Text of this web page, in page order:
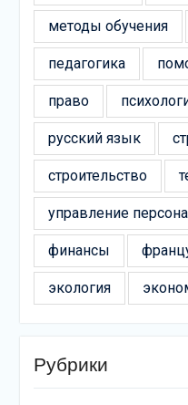
методы обучения
педагогика
право
русский язык
строительство
управление
финансы
экология
Рубрики